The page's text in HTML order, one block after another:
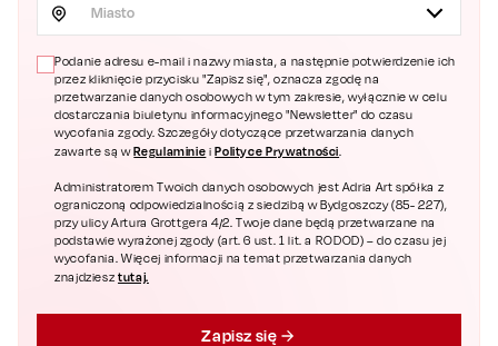
Miasto
Podanie adresu e-mail i nazwy miasta, a następnie potwierdzenie ich
przez kliknięcie przycisku "Zapisz się", oznacza zgodę na
przetwarzanie danych osobowych w tym zakresie, wyłącznie w celu
dostarczania biuletynu informacyjnego "Newsletter" do czasu
wycofania zgody. Szczegóły dotyczące przetwarzania danych
zawarte są wRegulaminie iPolityce Prywatności.
Administratorem Twoich danych osobowych jest Adria Art spółka z
ograniczoną odpowiedzialnością z siedzibą w Bydgoszczy (85- 227),
przy ulicy Artura Grottgera 4/2. Twoje dane będą przetwarzane na
podstawie wyrażonej zgody (art. 6 ust. 1 lit. a RODOD) – do czasu jej
wycofania. Więcej informacji na temat przetwarzania danych
znajdziesztutaj.
Zapisz się